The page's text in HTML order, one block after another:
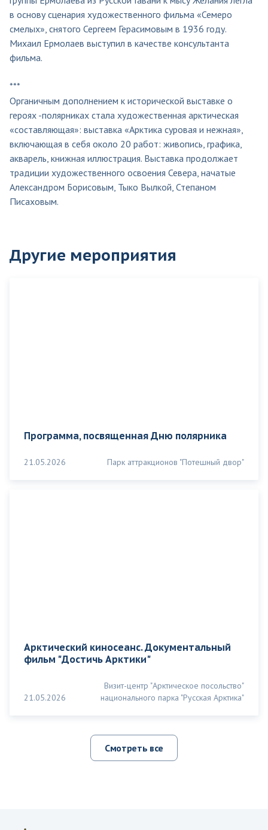
в основу сценария художественного фильма «Семеро
смелых», снятого Сергеем Герасимовым в 1936 году.
Михаил Ермолаев выступил в качестве консультанта
фильма.
***
Органичным дополнением к исторической выставке о
героях -полярниках стала художественная арктическая
«составляющая»: выставка «Арктика суровая и нежная»,
включающая в себя около 20 работ: живопись, графика,
акварель, книжная иллюстрация. Выставка продолжает
традиции художественного освоения Севера, начатые
Александром Борисовым, Тыко Вылкой, Степаном
Писаховым.
Другие мероприятия
Программа, посвященная Дню полярника
21.05.2026 Парк аттракционов "Потешный двор"
Арктический киносеанс. Документальный
фильм "Достичь Арктики"
21.05.2026
Визит-центр "Арктическое посольство"
национального парка "Русская Арктика"
Смотреть все